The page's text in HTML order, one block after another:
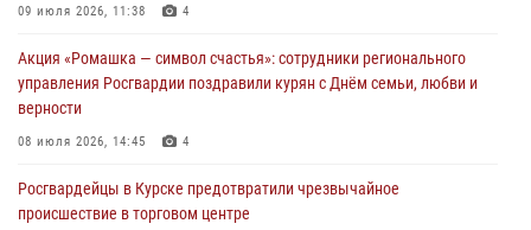
297 выездов по сигналу «тревога»
03 августа 2026, 09:46
09 июля 2026, 11:38 4
Акция «Ромашка — символ счастья»: сотрудники регионального
управления Росгвардии поздравили курян с Днём семьи, любви и
верности
08 июля 2026, 14:45 4
Росгвардейцы в Курске предотвратили чрезвычайное
происшествие в торговом центре